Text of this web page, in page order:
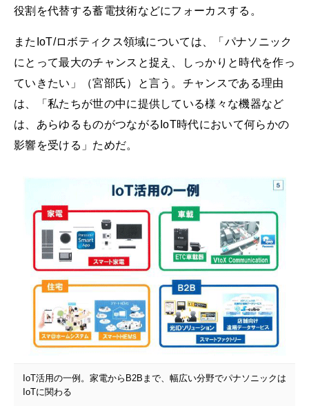
役割を代替する蓄電技術などにフォーカスする。
またIoT/ロボティクス領域については、「パナソニック
にとって最大のチャンスと捉え、しっかりと時代を作っ
ていきたい」（宮部氏）と言う。チャンスである理由
は、「私たちが世の中に提供している様々な機器など
は、あらゆるものがつながるIoT時代において何らかの
影響を受ける」ためだ。
IoT活用の一例。家電からB2Bまで、幅広い分野でパナソニックは
IoTに関わる